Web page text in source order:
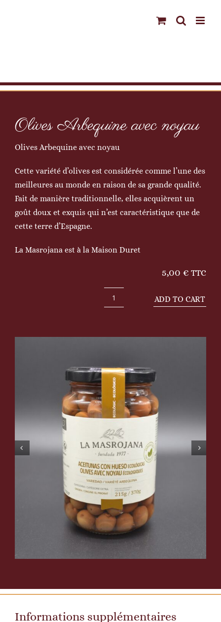
Olives Arbequine avec noyau
Olives Arbequine avec noyau
Cette variété d’olives est considérée comme l’une des
meilleures au monde en raison de sa grande qualité.
Fait de manière traditionnelle, elles acquièrent un
goût doux et exquis qui n’est caractéristique que de
cette terre d’Espagne.
La Masrojana est à la Maison Duret
5,00 € TTC
Olives
ADD TO CART
Informations supplémentaires